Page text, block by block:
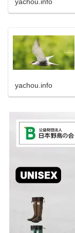
yachou.info
yachou.info